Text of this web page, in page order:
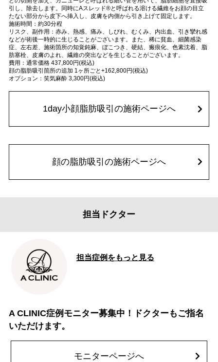
引し、除去します。同時にAスレッド®と呼ばれる溶ける繊維をお顔の目立
たない部分から皮下へ挿入し、皮膚を内側から引き上げて固定します。
施術時間：約30分程
リスク、副作用：赤み、熱感、痛み、しびれ、むくみ、内出血、引き攣れ感
などが術後一時的に生じることがございます。また、稀に貧血、細菌感染
症、左右差、施術箇所の知覚鈍麻、ぼこつき、硬結、瘢痕化、色素沈着、脂
肪塞栓、皮膚のよれ、繊維の突出などを生じることがございます。
費用：通常価格 437,800円(税込)
顔の脂肪吸引箇所の追加 1ヶ所ごと+162,800円(税込)
オプション：笑気麻酔 3,300円(税込)
1day小顔脂肪吸引の施術ページへ
顔の脂肪吸引の施術ページへ
担当ドクター
担当症例をもっと見る
A CLINIC症例モニター募集中！ドクターもご指名
いただけます。
モニターページへ